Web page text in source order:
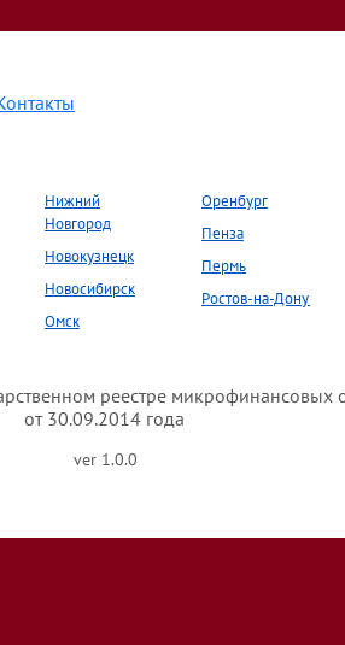
Нижний
Новгород
Новокузнецк
Новосибирск
Омск
Оренбург
Пенза
Пермь
Ростов-на-Дону
реестре
от 30.09.2014 года
ver 1.0.0